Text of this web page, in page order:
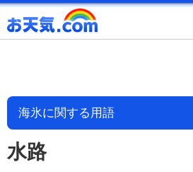
海氷に関する用語
水路